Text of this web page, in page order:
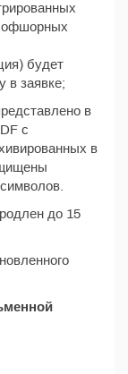
офшорных
будет
в заявке;
в
с
в
до 15